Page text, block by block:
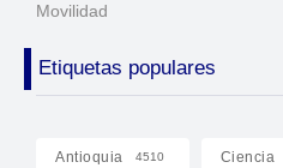
Movilidad
Etiquetas populares
Antioquia 4510 Ciencia